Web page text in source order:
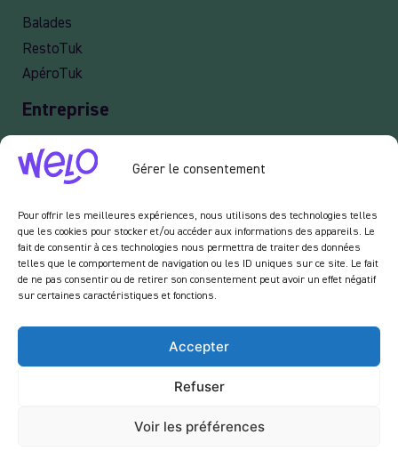
Gérer le consentement
Pour offrir les meilleures expériences, nous utilisons des technologies telles
que les cookies pour stocker et/ou accéder aux informations des appareils. Le
fait de consentir à ces technologies nous permettra de traiter des données
telles que le comportement de navigation ou les ID uniques sur ce site. Le fait
de ne pas consentir ou de retirer son consentement peut avoir un effet négatif
sur certaines caractéristiques et fonctions.
Accepter
Refuser
Voir les préférences
Balades
RestoTuk
ApéroTuk
Entreprise
Events
Services entreprises
Newsletter :